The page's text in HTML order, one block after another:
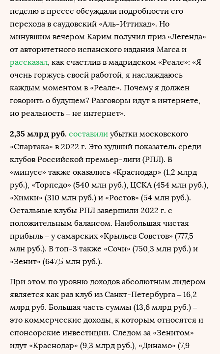
неделю в прессе обсуждали подробности его
перехода в саудовский «Аль-Иттихад». Но
минувшим вечером Карим получил приз «Легенда»
от авторитетного испанского издания Marca и
рассказал, как счастлив в мадридском «Реале»: «Я
очень горжусь своей работой, я наслаждаюсь
каждым моментом в «Реале». Почему я должен
говорить о будущем? Разговоры идут в интернете,
но реальность – не интернет».
2,35 млрд руб. составили убытки московского
«Спартака» в 2022 г. Это худший показатель среди
клубов Российской премьер-лиги (РПЛ). В
«минусе» также оказались «Краснодар» (1,2 млрд
руб.), «Торпедо» (540 млн руб.), ЦСКА (454 млн руб.),
«Химки» (310 млн руб.) и «Ростов» (54 млн руб.).
Остальные клубы РПЛ завершили 2022 г. с
положительным балансом. Наибольшая чистая
прибыль – у самарских «Крыльев Советов» (777,5
млн руб.). В топ-3 также «Сочи» (750,3 млн руб.) и
«Зенит» (647,5 млн руб.).
При этом по уровню доходов абсолютным лидером
является как раз клуб из Санкт-Петербурга – 16,2
млрд руб. Большая часть суммы (13,6 млрд руб.) –
это коммерческие доходы, к которым относятся и
спонсорские инвестиции. Следом за «Зенитом»
идут «Краснодар» (9,3 млрд руб.), «Динамо» (7,9